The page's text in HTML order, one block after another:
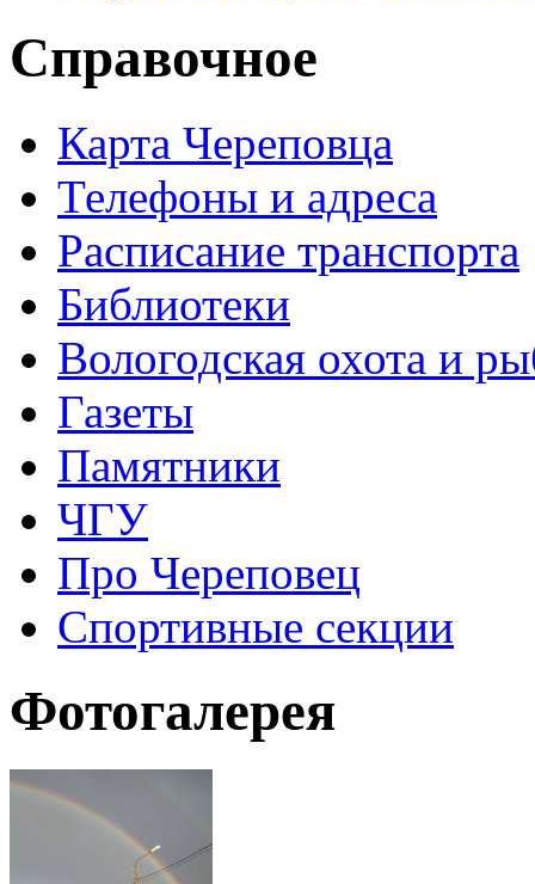
Справочное
Карта Череповца
Телефоны и адреса
Расписание транспорта
Библиотеки
Вологодская охота и
Газеты
Памятники
ЧГУ
Про Череповец
Спортивные секции
Фотогалерея